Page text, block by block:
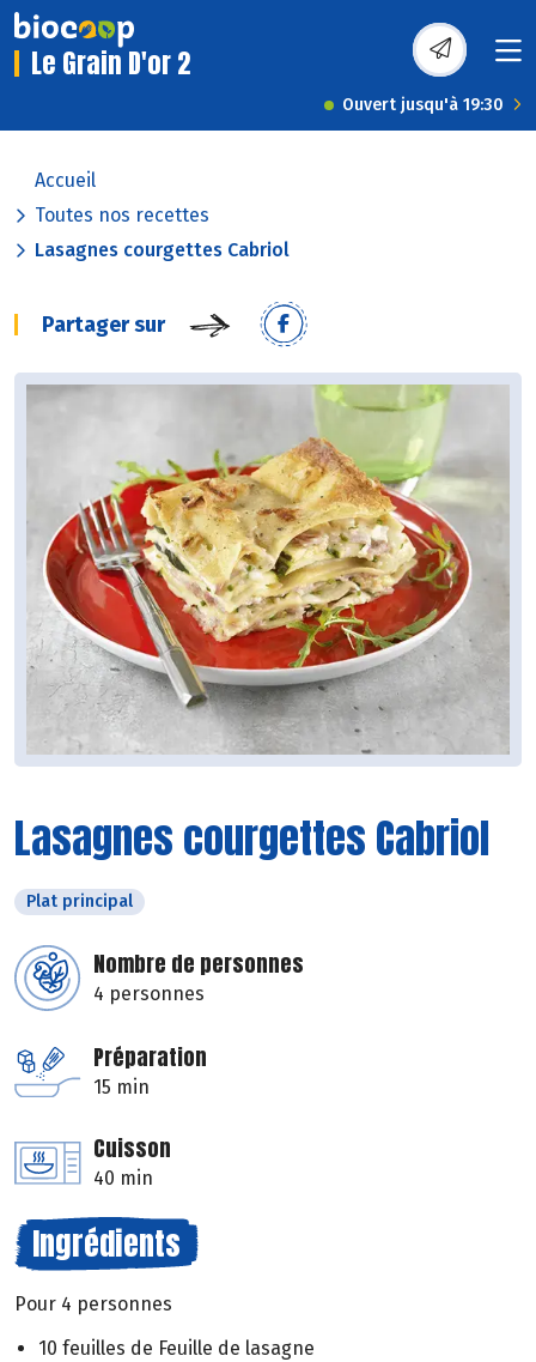
Le Grain D'or 2
Ouvert jusqu'à 19:30
Accueil
Toutes nos recettes
Lasagnes courgettes Cabriol
Partager sur
Lasagnes courgettes Cabriol
Plat principal
Nombre de personnes
4 personnes
Préparation
15 min
Cuisson
40 min
Ingrédients
Pour 4 personnes
10 feuilles de Feuille de lasagne